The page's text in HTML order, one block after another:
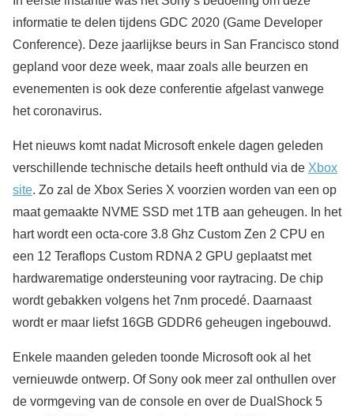
informatie te delen tijdens GDC 2020 (Game Developer
Conference). Deze jaarlijkse beurs in San Francisco stond
gepland voor deze week, maar zoals alle beurzen en
evenementen is ook deze conferentie afgelast vanwege
het coronavirus.
Het nieuws komt nadat Microsoft enkele dagen geleden
verschillende technische details heeft onthuld via de Xbox
site. Zo zal de Xbox Series X voorzien worden van een op
maat gemaakte NVME SSD met 1TB aan geheugen. In het
hart wordt een octa-core 3.8 Ghz Custom Zen 2 CPU en
een 12 Teraflops Custom RDNA 2 GPU geplaatst met
hardwarematige ondersteuning voor raytracing. De chip
wordt gebakken volgens het 7nm procedé. Daarnaast
wordt er maar liefst 16GB GDDR6 geheugen ingebouwd.
Enkele maanden geleden toonde Microsoft ook al het
vernieuwde ontwerp. Of Sony ook meer zal onthullen over
de vormgeving van de console en over de DualShock 5